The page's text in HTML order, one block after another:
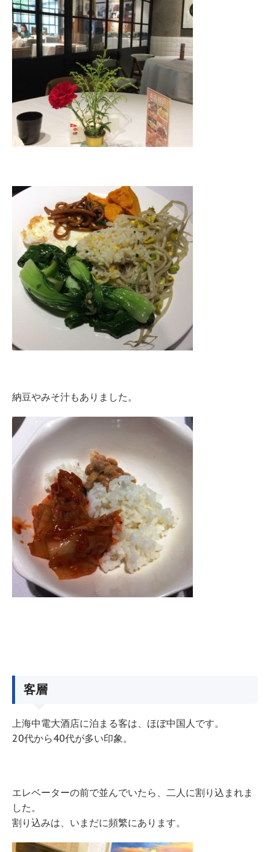
納豆やみそ汁もありました。
客層
上海中電大酒店に泊まる客は、ほぼ中国人です。
20代から40代が多い印象。
エレベーターの前で並んでいたら、二人に割り込まれま
した。
割り込みは、いまだに頻繁にあります。